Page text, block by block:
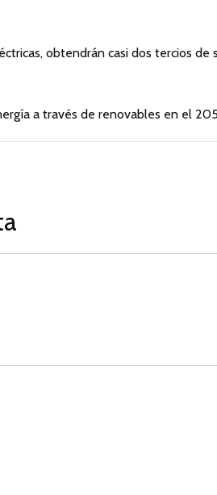
obtendrán casi dos tercios de
a través de renovables en el